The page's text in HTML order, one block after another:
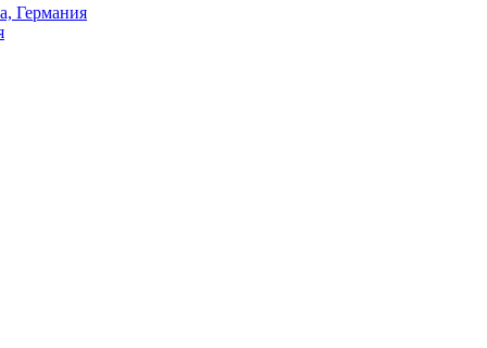
Германия